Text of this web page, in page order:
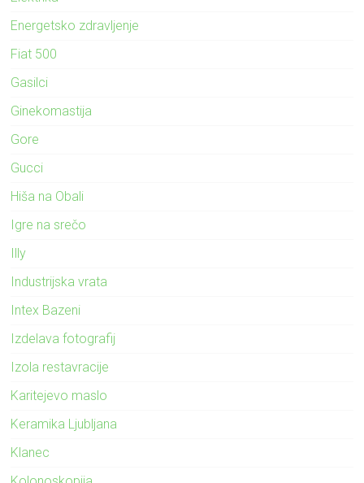
Energetsko zdravljenje
Fiat 500
Gasilci
Ginekomastija
Gore
Gucci
Hiša na Obali
Igre na srečo
Illy
Industrijska vrata
Intex Bazeni
Izdelava fotografij
Izola restavracije
Karitejevo maslo
Keramika Ljubljana
Klanec